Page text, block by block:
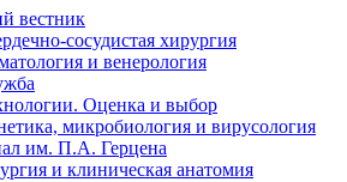
вестник
сосудистая хирургия
и венерология
Оценка и выбор
микробиология и вирусология
им. П.А. Герцена
и клиническая анатомия